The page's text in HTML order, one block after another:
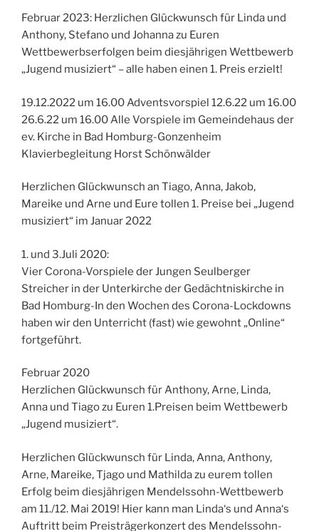
Februar 2023: Herzlichen Glückwunsch für Linda und
Anthony, Stefano und Johanna zu Euren
Wettbewerbserfolgen beim diesjährigen Wettbewerb
„Jugend musiziert“ – alle haben einen 1. Preis erzielt!
19.12.2022 um 16.00 Adventsvorspiel 12.6.22 um 16.00
26.6.22 um 16.00 Alle Vorspiele im Gemeindehaus der
ev. Kirche in Bad Homburg-Gonzenheim
Klavierbegleitung Horst Schönwälder
Herzlichen Glückwunsch an Tiago, Anna, Jakob,
Mareike und Arne und Eure tollen 1. Preise bei „Jugend
musiziert“ im Januar 2022
1. und 3.Juli 2020:
Vier Corona-Vorspiele der Jungen Seulberger
Streicher in der Unterkirche der Gedächtniskirche in
Bad Homburg-In den Wochen des Corona-Lockdowns
haben wir den Unterricht (fast) wie gewohnt „Online“
fortgeführt.
Februar 2020
Herzlichen Glückwunsch für Anthony, Arne, Linda,
Anna und Tiago zu Euren 1.Preisen beim Wettbewerb
„Jugend musiziert“.
Herzlichen Glückwunsch für Linda, Anna, Anthony,
Arne, Mareike, Tjago und Mathilda zu eurem tollen
Erfolg beim diesjährigen Mendelssohn-Wettbewerb
am 11./12. Mai 2019! Hier kann man Linda‘s und Anna‘s
Auftritt beim Preisträgerkonzert des Mendelssohn-